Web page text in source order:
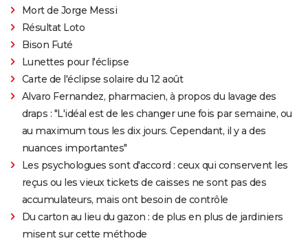
Mort de Jorge Messi
Résultat Loto
Bison Futé
Lunettes pour l'éclipse
Carte de l'éclipse solaire du 12 août
Alvaro Fernandez, pharmacien, à propos du lavage des
draps : "L'idéal est de les changer une fois par semaine, ou
au maximum tous les dix jours. Cependant, il y a des
nuances importantes"
Les psychologues sont d'accord : ceux qui conservent les
reçus ou les vieux tickets de caisses ne sont pas des
accumulateurs, mais ont besoin de contrôle
Du carton au lieu du gazon : de plus en plus de jardiniers
misent sur cette méthode